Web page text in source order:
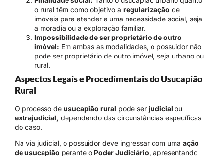
o rural têm como objetivo a regularização de
imóveis para atender a uma necessidade social, seja
a moradia ou a exploração familiar.
Impossibilidade de ser proprietário de outro
imóvel: Em ambas as modalidades, o possuidor não
pode ser proprietário de outro imóvel, seja urbano ou
rural.
Aspectos Legais e Procedimentais do Usucapião
Rural
O processo de usucapião rural pode ser judicial ou
extrajudicial, dependendo das circunstâncias específicas
do caso.
Na via judicial, o possuidor deve ingressar com uma ação
de usucapião perante o Poder Judiciário, apresentando